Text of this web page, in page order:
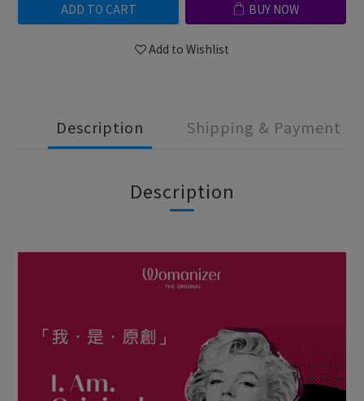
ADD TO CART BUY NOW
Add to Wishlist
Description Shipping & Payment
Description